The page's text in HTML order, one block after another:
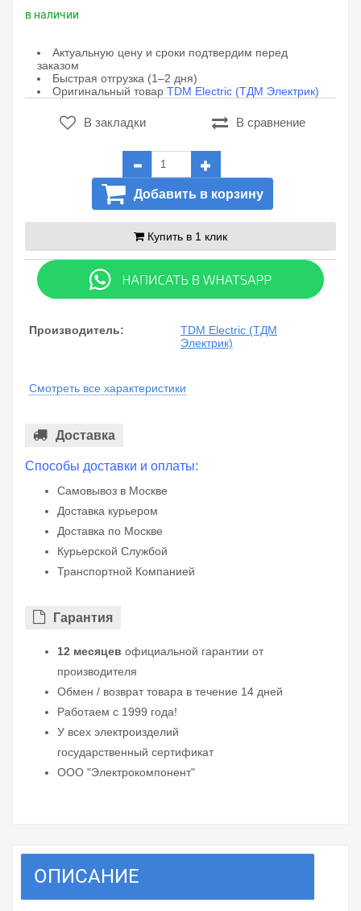
в наличии
Актуальную цену и сроки подтвердим перед
заказом
Быстрая отгрузка (1–2 дня)
Оригинальный товар TDM Electric (ТДМ Электрик)
В закладки В сравнение
Добавить в корзину
Купить в 1 клик
Производитель:
TDM Electric (ТДМ
Электрик)
Смотреть все характеристики
Доставка
Способы доставки и оплаты:
Самовывоз в Москве
Доставка курьером
Доставка по Москве
Курьерской Службой
Транспортной Компанией
Гарантия
12 месяцев официальной гарантии от
производителя
Обмен / возврат товара в течение 14 дней
Работаем с 1999 года!
У всех электроизделий
государственный сертификат
ООО "Электрокомпонент"
ОПИСАНИЕ